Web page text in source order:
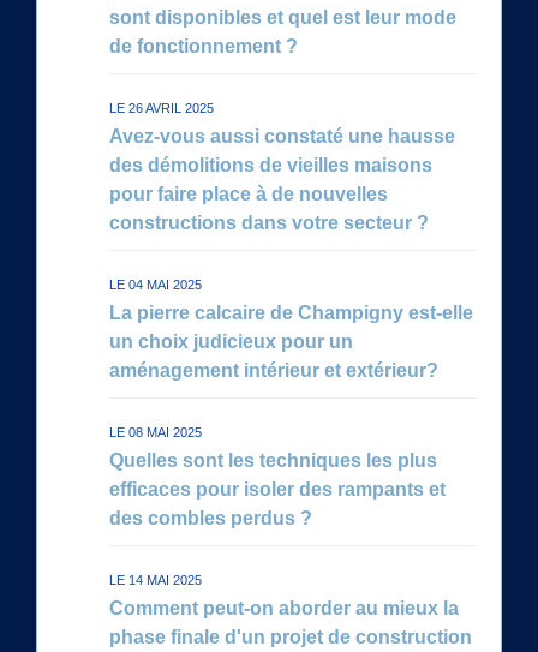
sont disponibles et quel est leur mode
de fonctionnement ?
LE 26 AVRIL 2025
Avez-vous aussi constaté une hausse
des démolitions de vieilles maisons
pour faire place à de nouvelles
constructions dans votre secteur ?
LE 04 MAI 2025
La pierre calcaire de Champigny est-elle
un choix judicieux pour un
aménagement intérieur et extérieur?
LE 08 MAI 2025
Quelles sont les techniques les plus
efficaces pour isoler des rampants et
des combles perdus ?
LE 14 MAI 2025
Comment peut-on aborder au mieux la
phase finale d'un projet de construction